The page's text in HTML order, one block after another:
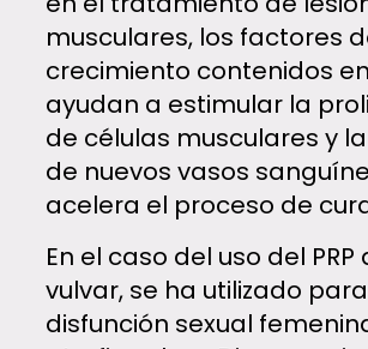
musculares, los factores
crecimiento contenidos en
ayudan a estimular la
de células musculares y
de nuevos vasos
acelera el proceso de
En el caso del uso del PRP
vulvar, se ha utilizado
disfunción sexual